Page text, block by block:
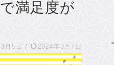
満足度が
月5日 / 2024年3月7日